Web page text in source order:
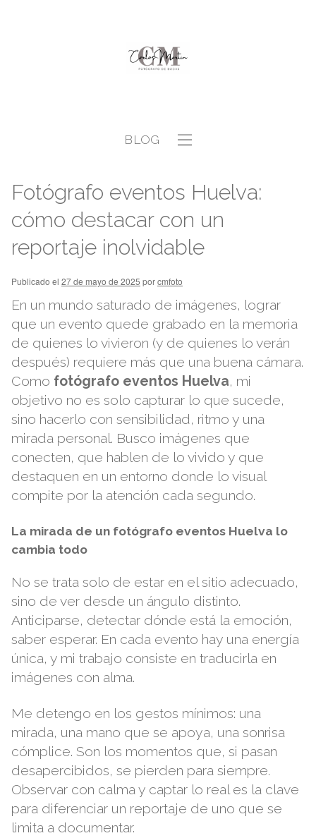
BLOG
Fotógrafo eventos Huelva:
cómo destacar con un
reportaje inolvidable
Publicado el 27 de mayo de 2025 porcmfoto
En un mundo saturado de imágenes, lograr
que un evento quede grabado en la memoria
de quienes lo vivieron (y de quienes lo verán
después) requiere más que una buena cámara.
Como fotógrafo eventos Huelva, mi
objetivo no es solo capturar lo que sucede,
sino hacerlo con sensibilidad, ritmo y una
mirada personal. Busco imágenes que
conecten, que hablen de lo vivido y que
destaquen en un entorno donde lo visual
compite por la atención cada segundo.
La mirada de un fotógrafo eventos Huelva lo
cambia todo
No se trata solo de estar en el sitio adecuado,
sino de ver desde un ángulo distinto.
Anticiparse, detectar dónde está la emoción,
saber esperar. En cada evento hay una energía
única, y mi trabajo consiste en traducirla en
imágenes con alma.
Me detengo en los gestos mínimos: una
mirada, una mano que se apoya, una sonrisa
cómplice. Son los momentos que, si pasan
desapercibidos, se pierden para siempre.
Observar con calma y captar lo real es la clave
para diferenciar un reportaje de uno que se
limita a documentar.